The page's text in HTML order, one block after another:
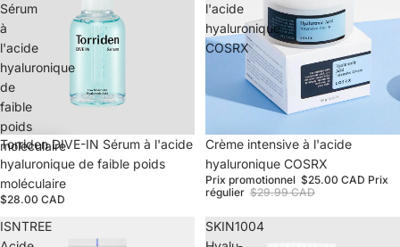
Sérum
à
l'acide
hyaluronique
de
faible
poids
moléculaire
Torriden DIVE-IN Sérum à l'acide
hyaluronique de faible poids
moléculaire
$28.00 CAD
l'acide
hyaluronique
COSRX
Promotion
Crème intensive à l'acide
hyaluronique COSRX
Prix promotionnel $25.00 CAD Prix
régulier $29.99 CAD
ISNTREE
SKIN1004